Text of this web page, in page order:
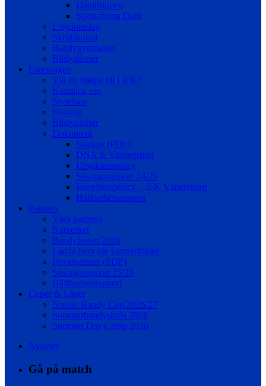
Damtruppen
Spelschema Dam
Ungdomslag
Skridskokul
Bandygymnasiet
Bildgallerier
Föreningen
Vill du hjälpa till i IFK?
Kontakta oss
Styrelsen
Historia
Bildgallerier
Dokument
Stadgar (PDF)
DNA & Värdegrund
Ungdomspolicy
Säsongsrapport 24/25
Integritetspolicy – IFK Vänersborg
Hållbarhetsrapport
Partners
Våra partners
Nätverket
Bandyfesten 2026
Ladda hem vår partnerfolder
Privatpartner (PDF)
Säsongsrapport 25/26
Hållbarhetsrapport
Cuper & Läger
Nordic Bandy Cup 2026/27
Sommarbandyskola 2026
Summer Day Camp 2026
Nyheter
Gå på match